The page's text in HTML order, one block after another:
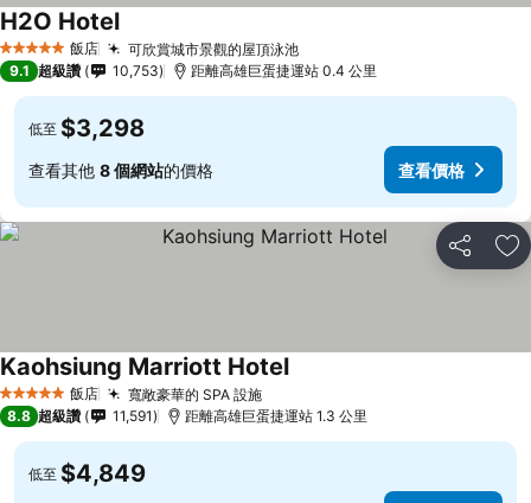
5 星級 飯店 可欣賞城市景觀的屋頂泳池
H2O Hotel
9.1 超級讚 10,753 距離高雄巨蛋捷運站 0.4 公里
低至 $3,298
查看其他 8 個網站的價格 查看價格
分享 加
5 星級 飯店 寬敞豪華的 SPA 設施
Kaohsiung Marriott Hotel
8.8 超級讚 11,591 距離高雄巨蛋捷運站 1.3 公里
低至 $4,849